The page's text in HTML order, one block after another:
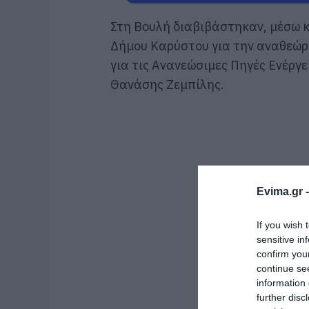
Evima.gr -
If you wish
sensitive
confirm
continue
information
further
Στη Βουλή διαβιβάστηκαν, μέσω
Δήμου Καρύστου για την
για τις Ανανεώσιμες Πηγές
Θανάσης Ζεμπίλης.